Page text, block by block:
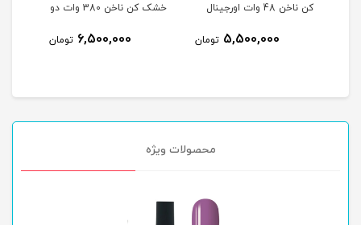
کن ناخن 48 وات اورجینال
5,500,000 تومان
خشک کن ناخن 380 وات دو
6,500,000 تومان
محصولات ویژه